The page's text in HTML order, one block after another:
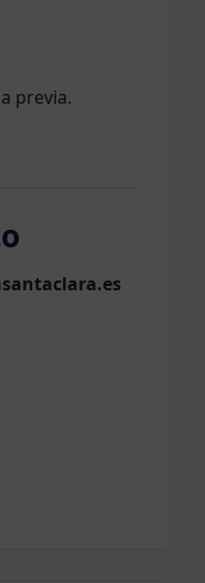
previa.